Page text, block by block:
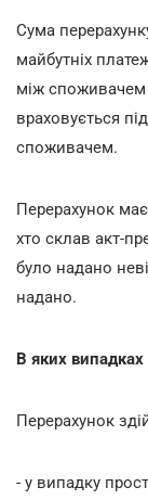
Сума
майбутніх
між споживачем
враховується
споживачем.
Перерахунок
хто склав акт-
було надано
надано.
В яких
Перерахунок
- у випадку